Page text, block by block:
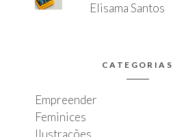
Elisama Santos
CATEGORIAS
Empreender
Feminices